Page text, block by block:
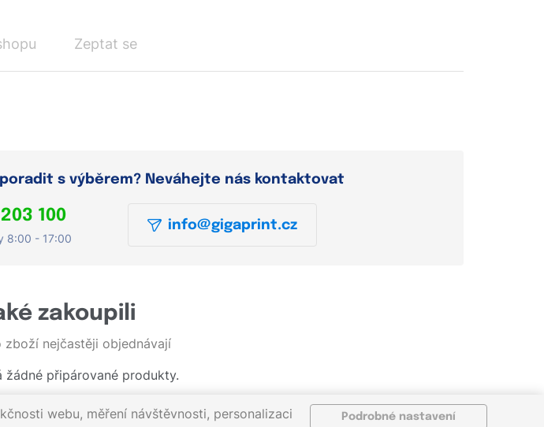
s výběrem? Neváhejte nás kontaktovat
100
8:00 - 17:00
info@gigaprint.cz
Zeptat se
zakoupili
nejčastěji objednávají
připárované produkty.
webu, měření návštěvnosti, personalizaci
Podrobné nastavení